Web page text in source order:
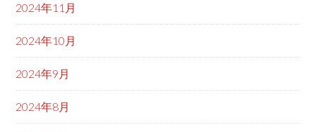
2024年11月
2024年10月
2024年9月
2024年8月